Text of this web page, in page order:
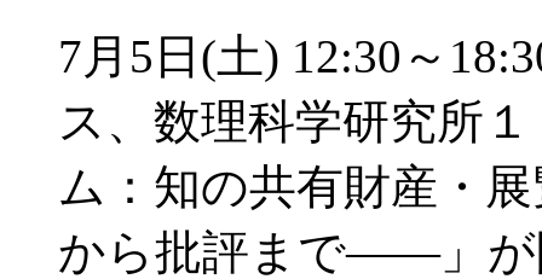
7月5日(土) 12:30～
ス、数理科学研究所
ム：知の共有財産・
から批評まで――」が